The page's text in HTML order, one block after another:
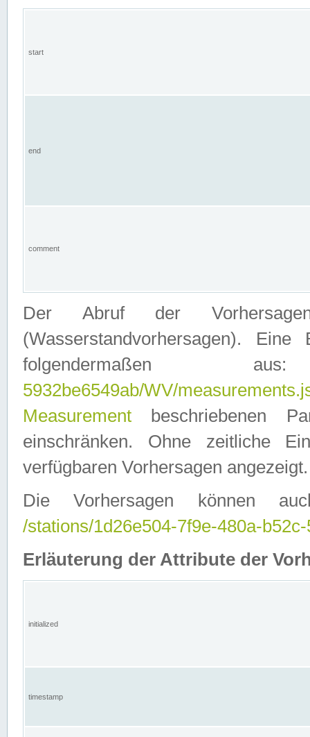
start
end
comment
Der Abruf der
(Wasserstandvorhersagen).
folgendermaßen
5932be6549ab/WV/
Measurement beschriebenen
einschränken. Ohne zeitliche
verfügbaren Vorhersagen angezeigt.
Die Vorhersagen können
/stations/1d26e504-7f9e-480a-
Erläuterung der Attribute der
initialized
timestamp